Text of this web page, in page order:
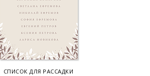
СПИСОК ДЛЯ РАССАДКИ